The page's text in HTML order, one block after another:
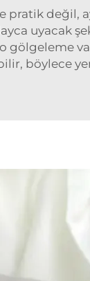
pratik değil,
uyacak
gölgeleme
böylece